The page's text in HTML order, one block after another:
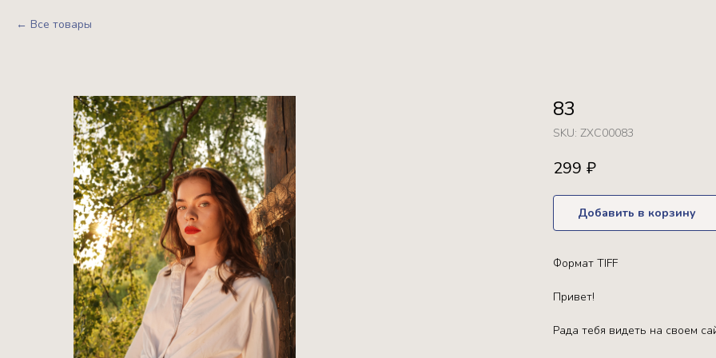
Все товары
83
SKU: ZXC00083
299 ₽
Добавить в корзину
Формат TIFF
Привет!
Рада тебя видеть на своем